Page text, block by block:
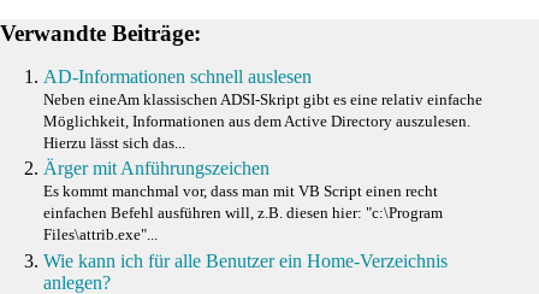
Verwandte Beiträge:
AD-Informationen schnell auslesen
Neben eineAm klassischen ADSI-Skript gibt es eine relativ einfache
Möglichkeit, Informationen aus dem Active Directory auszulesen.
Hierzu lässt sich das...
Ärger mit Anführungszeichen
Es kommt manchmal vor, dass man mit VB Script einen recht
einfachen Befehl ausführen will, z.B. diesen hier: "c:\Program
Files\attrib.exe"...
Wie kann ich für alle Benutzer ein Home-Verzeichnis
anlegen?